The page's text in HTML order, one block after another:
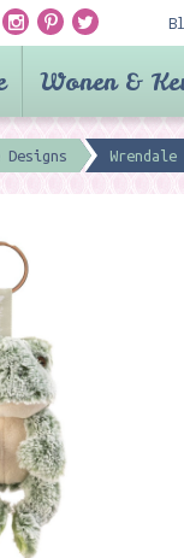
Wonen &
Designs